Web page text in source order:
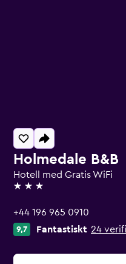
Holmedale B&B
Hotell med Gratis WiFi
3 stjärnor
+44 196 965 0910
9,7 Fantastiskt 24